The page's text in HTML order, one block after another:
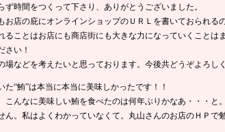
時間をつくって下さり、ありがとうございました。
店の庇にオンラインショップのＵＲＬを書いておられる
ることはお店にも商店街にも大きな力になっていくことは
さい！
などを考えたいと思っております。今後共どうぞよろし
“鮪”は本当に本当に美味しかったです！！
んなに美味しい鮪を食べたのは何年ぶりかなあ・・・と。
ん。私はよくわかっていなくて。丸山さんのお店のＨＰで